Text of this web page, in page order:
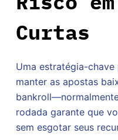
Curtas
Uma estratégia-
manter as apostas
rodada garante que
sem esgotar seus